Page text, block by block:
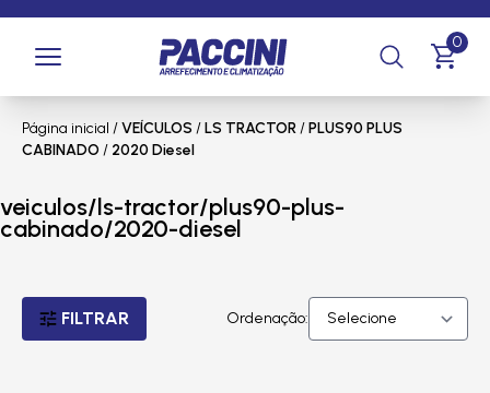
0
Página inicial /VEÍCULOS /LS TRACTOR/PLUS90 PLUS
CABINADO / 2020 Diesel
veiculos/ls-tractor/plus90-plus-
cabinado/2020-diesel
FILTRAR Ordenação: